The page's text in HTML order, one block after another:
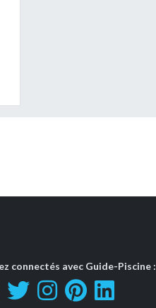
connectés avec Guide-Piscine :